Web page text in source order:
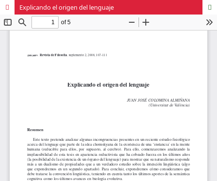
Explicando el origen del lenguaje